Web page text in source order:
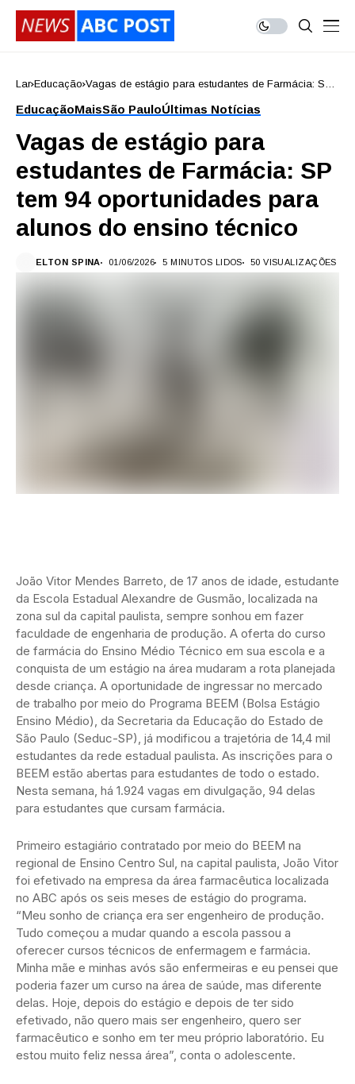
Lar Educação Vagas de estágio para estudantes de Farmácia: SP
EducaçãoMaisSão PauloÚltimas Notícias
Vagas de estágio para
estudantes de Farmácia: SP
tem 94 oportunidades para
alunos do ensino técnico
ELTON SPINA 01/06/2026 5 MINUTOS LIDOS 50 VISUALIZAÇÕES
João Vitor Mendes Barreto, de 17 anos de idade, estudante
da Escola Estadual Alexandre de Gusmão, localizada na
zona sul da capital paulista, sempre sonhou em fazer
faculdade de engenharia de produção. A oferta do curso
de farmácia do Ensino Médio Técnico em sua escola e a
conquista de um estágio na área mudaram a rota planejada
desde criança. A oportunidade de ingressar no mercado
de trabalho por meio do Programa BEEM (Bolsa Estágio
Ensino Médio), da Secretaria da Educação do Estado de
São Paulo (Seduc-SP), já modificou a trajetória de 14,4 mil
estudantes da rede estadual paulista. As inscrições para o
BEEM estão abertas para estudantes de todo o estado.
Nesta semana, há 1.924 vagas em divulgação, 94 delas
para estudantes que cursam farmácia.
Primeiro estagiário contratado por meio do BEEM na
regional de Ensino Centro Sul, na capital paulista, João Vitor
foi efetivado na empresa da área farmacêutica localizada
no ABC após os seis meses de estágio do programa.
“Meu sonho de criança era ser engenheiro de produção.
Tudo começou a mudar quando a escola passou a
oferecer cursos técnicos de enfermagem e farmácia.
Minha mãe e minhas avós são enfermeiras e eu pensei que
poderia fazer um curso na área de saúde, mas diferente
delas. Hoje, depois do estágio e depois de ter sido
efetivado, não quero mais ser engenheiro, quero ser
farmacêutico e sonho em ter meu próprio laboratório. Eu
estou muito feliz nessa área”, conta o adolescente.